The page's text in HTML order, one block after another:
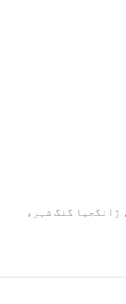
ژانگجیا گنگ شہر،